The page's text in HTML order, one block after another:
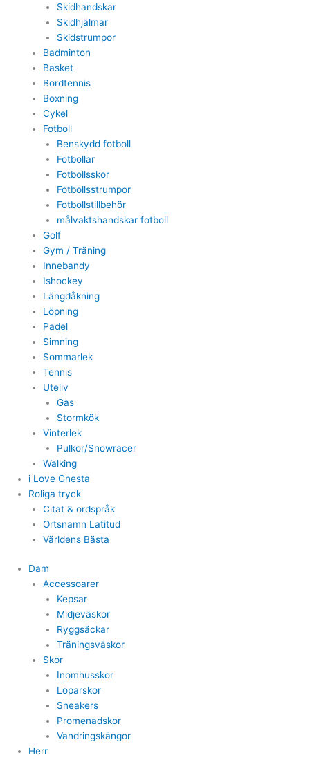
Skidhandskar
Skidhjälmar
Skidstrumpor
Badminton
Basket
Bordtennis
Boxning
Cykel
Fotboll
Benskydd fotboll
Fotbollar
Fotbollsskor
Fotbollsstrumpor
Fotbollstillbehör
målvaktshandskar fotboll
Golf
Gym / Träning
Innebandy
Ishockey
Längdåkning
Löpning
Padel
Simning
Sommarlek
Tennis
Uteliv
Gas
Stormkök
Vinterlek
Pulkor/Snowracer
Walking
i Love Gnesta
Roliga tryck
Citat & ordspråk
Ortsnamn Latitud
Världens Bästa
Dam
Accessoarer
Kepsar
Midjeväskor
Ryggsäckar
Träningsväskor
Skor
Inomhusskor
Löparskor
Sneakers
Promenadskor
Vandringskängor
Herr